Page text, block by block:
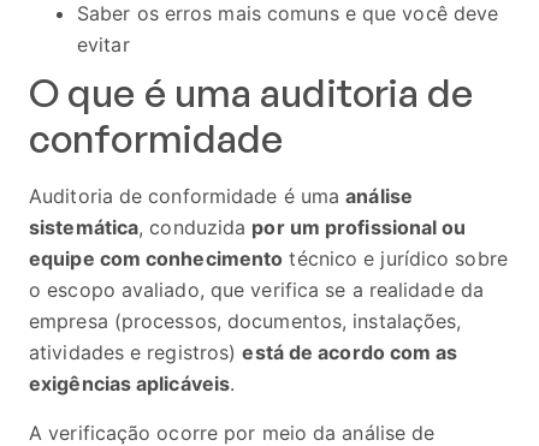
Saber os erros mais comuns e que você deve
evitar
O que é uma auditoria de
conformidade
Auditoria de conformidade é umaanálise
sistemática, conduzida por um profissional ou
equipe com conhecimento técnico e jurídico sobre
o escopo avaliado, que verifica se a realidade da
empresa (processos, documentos, instalações,
atividades e registros)está de acordo com as
exigências aplicáveis.
A verificação ocorre por meio da análise de